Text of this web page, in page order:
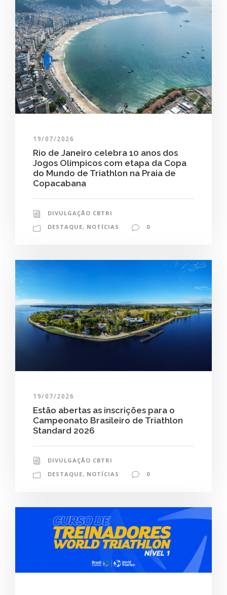
19/07/2026
Rio de Janeiro celebra 10 anos dos
Jogos Olímpicos com etapa da Copa
do Mundo de Triathlon na Praia de
Copacabana
DIVULGAÇÃO CBTRI
DESTAQUE, NOTÍCIAS 0
19/07/2026
Estão abertas as inscrições para o
Campeonato Brasileiro de Triathlon
Standard 2026
DIVULGAÇÃO CBTRI
DESTAQUE, NOTÍCIAS 0